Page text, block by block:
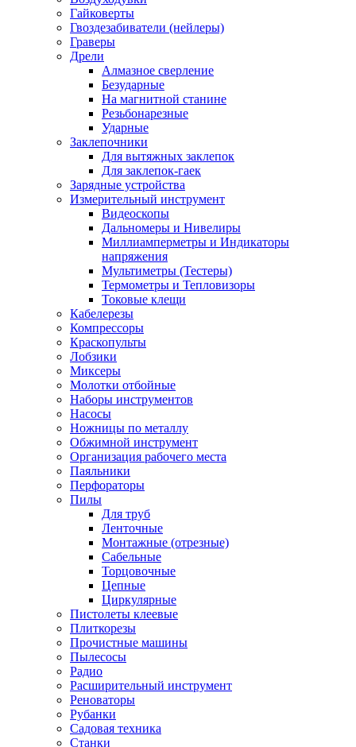
Гайковерты
Гвоздезабиватели (нейлеры)
Граверы
Дрели
Алмазное сверление
Безударные
На магнитной станине
Резьбонарезные
Ударные
Заклепочники
Для вытяжных заклепок
Для заклепок-гаек
Зарядные устройства
Измерительный инструмент
Видеоскопы
Дальномеры и Нивелиры
Миллиамперметры и Индикаторы
напряжения
Мультиметры (Тестеры)
Термометры и Тепловизоры
Токовые клещи
Кабелерезы
Компрессоры
Краскопульты
Лобзики
Миксеры
Молотки отбойные
Наборы инструментов
Насосы
Ножницы по металлу
Обжимной инструмент
Организация рабочего места
Паяльники
Перфораторы
Пилы
Для труб
Ленточные
Монтажные (отрезные)
Сабельные
Торцовочные
Цепные
Циркулярные
Пистолеты клеевые
Плиткорезы
Прочистные машины
Пылесосы
Радио
Расширительный инструмент
Реноваторы
Рубанки
Садовая техника
Станки